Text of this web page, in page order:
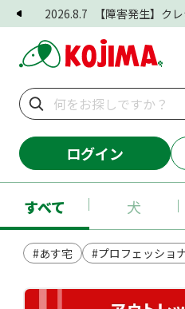
2026.8.7 【障害発生】ク
ログイン
すべて 犬
#あす宅 #プロフェッショ